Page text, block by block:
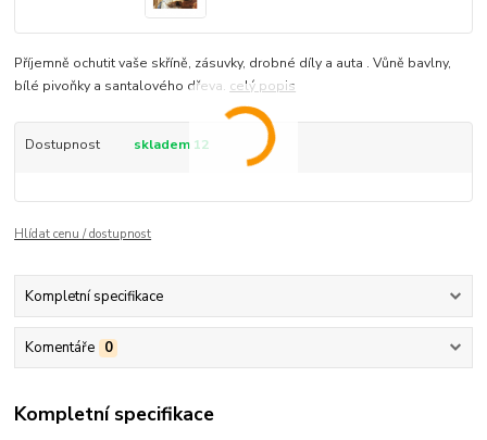
Příjemně ochutit vaše skříně, zásuvky, drobné díly a auta . Vůně bavlny,
bílé pivoňky a santalového dřeva. celý popis
Dostupnost skladem 12
Hlídat cenu / dostupnost
Kompletní specifikace
Komentáře 0
Kompletní specifikace